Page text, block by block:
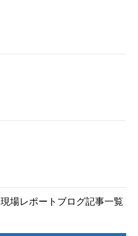
現場レポートブログ記事一覧